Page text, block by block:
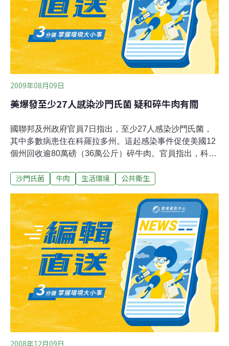
2009年08月09日
美爆發至少27人感染沙門氏菌 疑和碎牛肉有關
國聯邦及州政府官員7日指出，至少27人感染沙門氏菌，
其中多數病患住在科羅拉多州。這起感染事件促使美國12
個州回收逾80萬磅（36萬公斤）碎牛肉。官員指出，科羅
查到在加州弗瑞斯諾（Fresno）「牛肉包裝公司」（Beef
吉爾公司（Cargill Inc）的子公司。美國農業部食品安全檢
疫處（Food Safety andInspection Service）發言人伯卡
（Bryn Burkard）指出，在加州至少又發現4例，懷俄明州
有2例，但未證實確實和牛肉包裝公司有關。但伯卡強
調：「我們至今尚未獲得它們和回收肉品有關的訊息。」
農業部宣佈，牛肉包裝公司自願回收近82萬6000磅碎牛
肉。州政府指出，科羅拉多州有4人住院，病情逐漸好轉
中。
沙門氏菌 牛肉 生活環境 公共衛生
2008年12月09日